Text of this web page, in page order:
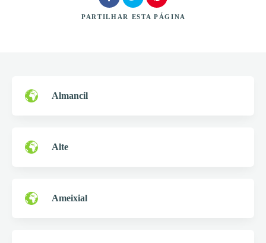
PARTILHAR ESTA PÁGINA
Almancil
Alte
Ameixial